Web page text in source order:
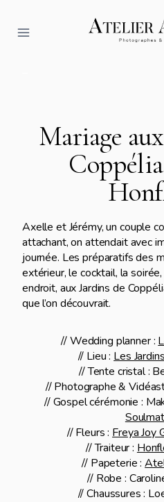
contenu
Mariage
Axelle et Jérémy, un couple
attachant, on attendait avec
journée. Les préparatifs des
extérieur, le cocktail, la
endroit, aux Jardins de
que l’on découvrait.
// Wedding planner :
// Lieu : Les
// Tente cristal :
// Photographe &
// Gospel cérémonie :
// Fleurs : Freya Joy
// Traiteur :
// Papeterie :
// Robe :
// Chaussures :